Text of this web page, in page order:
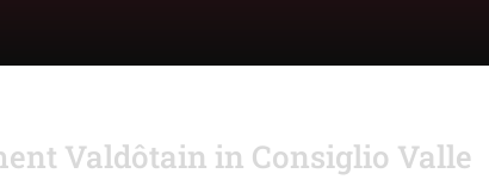
Valdôtain in Consiglio Valle